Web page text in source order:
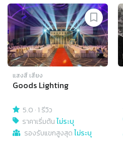
แสงสี เสียง
Goods Lighting
5.0 ·1 รีวิว
ราคาเริ่มต้นไม่ระบุ
รองรับแขกสูงสุดไม่ระบุ